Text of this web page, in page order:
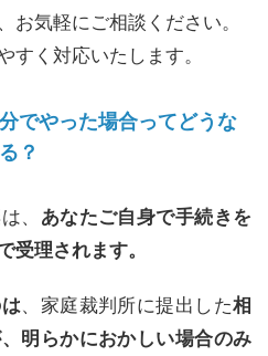
お気軽にご相談ください。
すく対応いたします。
でやった場合ってどうな
る？
、 あなたご自身で手続きを
受理されます。
、家庭裁判所に提出した相
明らかにおかしい場合のみ